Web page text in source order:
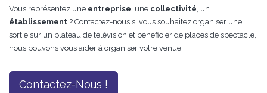
Vous représentez une entreprise, une collectivité, un
établissement ? Contactez-nous si vous souhaitez organiser une
sortie sur un plateau de télévision et bénéficier de places de spectacle,
nous pouvons vous aider à organiser votre venue
Contactez-Nous !